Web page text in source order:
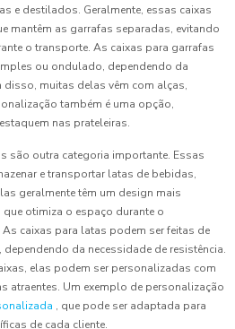
e destilados. Geralmente, essas caixas
mantêm as garrafas separadas, evitando
o transporte. As caixas para garrafas
ou ondulado, dependendo da
disso, muitas delas vêm com alças,
também é uma opção,
nas prateleiras.
são outra categoria importante. Essas
e transportar latas de bebidas,
geralmente têm um design mais
otimiza o espaço durante o
caixas para latas podem ser feitas de
da necessidade de resistência.
elas podem ser personalizadas com
atraentes. Um exemplo de personalização
, que pode ser adaptada para
de cada cliente.